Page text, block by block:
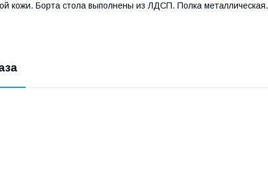
кожи. Борта стола выполнены из ЛДСП. Полка металлическая.